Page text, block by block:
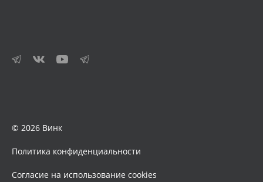
© 2026 Винк
Политика конфиденциальности
Согласие на использование cookies